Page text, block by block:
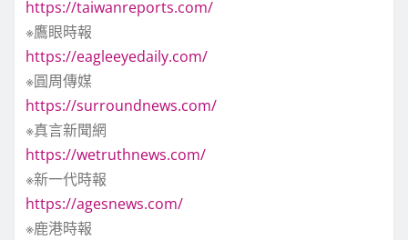
https://taiwanreports.com/
※鷹眼時報
https://eagleeyedaily.com/
※圓周傳媒
https://surroundnews.com/
※真言新聞網
https://wetruthnews.com/
※新一代時報
https://agesnews.com/
※鹿港時報